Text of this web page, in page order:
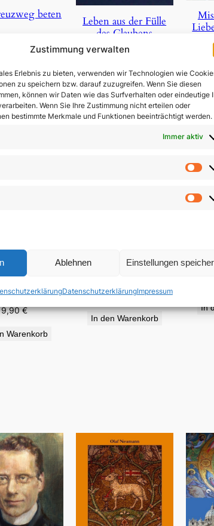
Zustimmung verwalten
Erlebnis zu bieten, verwenden wir Technologien wie
zu speichern bzw. darauf zuzugreifen. Wenn Sie diesen
können wir Daten wie das Surfverhalten oder eindeutige
Wenn Sie Ihre Zustimmung nicht erteilen oder
bestimmte Merkmale und Funktionen beeinträchtigt werden.
Immer aktiv
Ablehnen Einstellungen
DatenschutzerklärungImpressum
beten
Leben aus der Fülle
des Glaubens
19,95
Weiterlesen In
–
auf Knien
9,90€
Warenkorb
14,80€
In den Warenkorb
In